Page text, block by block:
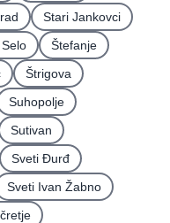
Stari Jankovci
Štefanje
Štrigova
Suhopolje
Sutivan
Sveti Ðurđ
Sveti Ivan Žabno